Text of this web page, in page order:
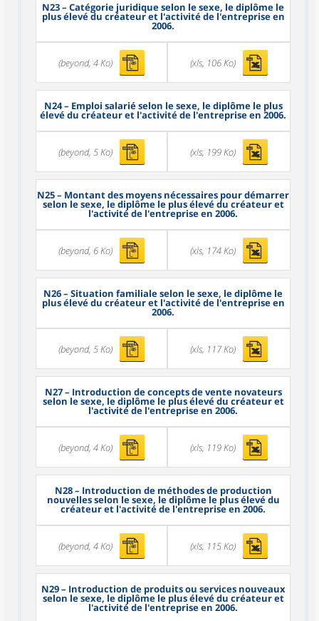
N23– Catégorie juridique selon le sexe, le diplôme le
plus élevé du créateur et l'activité de l'entreprise en
2006.
(beyond, 4 Ko) (xls, 106 Ko)
N24– Emploi salarié selon le sexe, le diplôme le plus
élevé du créateur et l'activité de l'entreprise en 2006.
(beyond, 5 Ko) (xls, 199 Ko)
N25– Montant des moyens nécessaires pour démarrer
selon le sexe, le diplôme le plus élevé du créateur et
l'activité de l'entreprise en 2006.
(beyond, 6 Ko) (xls, 174 Ko)
N26– Situation familiale selon le sexe, le diplôme le
plus élevé du créateur et l'activité de l'entreprise en
2006.
(beyond, 5 Ko) (xls, 117 Ko)
N27– Introduction de concepts de vente novateurs
selon le sexe, le diplôme le plus élevé du créateur et
l'activité de l'entreprise en 2006.
(beyond, 4 Ko) (xls, 119 Ko)
N28– Introduction de méthodes de production
nouvelles selon le sexe, le diplôme le plus élevé du
créateur et l'activité de l'entreprise en 2006.
(beyond, 4 Ko) (xls, 115 Ko)
N29– Introduction de produits ou services nouveaux
selon le sexe, le diplôme le plus élevé du créateur et
l'activité de l'entreprise en 2006.